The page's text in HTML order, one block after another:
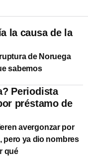
la causa de la
de Noruega
sabemos
Periodista
préstamo de
avergonzar por
pero ya dio nombres
qué